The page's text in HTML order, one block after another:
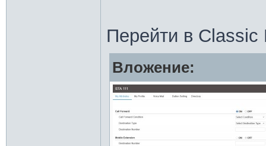
Перейти в Classic
Вложение: